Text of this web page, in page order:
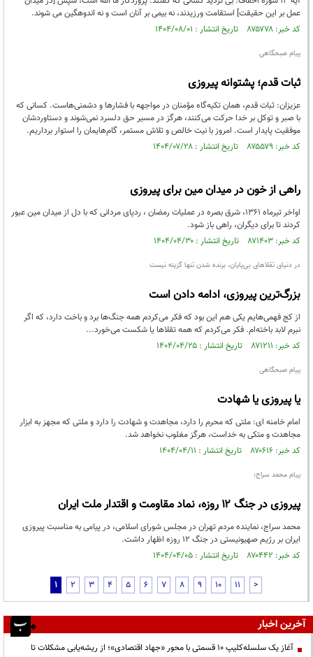
عمل بر این حقیقت] استقامت ورزیدند، نه بیمی بر آنان است و نه اندوهگین می شوند.
کد خبر: ۸۷۵۷۷۸ تاریخ انتشار : ۱۴۰۴/۰۸/۰۱
پیام صبحگاهی
ثبات قدم؛ پشتوانه پیروزی
عزیزان: ثبات قدم، همان تکیه‌گاه مؤمنان در مواجهه با فشارها و دشمنی‌هاست. کسانی که
با صبر و توکل بر خدا حرکت می‌کنند، هرگز در مسیر حق دلسرد نمی‌شوند و دستاوردشان
موفقیت پایدار است. امروز با نیت خالص و تلاش مستمر، گام‌هایمان را استوار برداریم.
کد خبر: ۸۷۵۵۷۹ تاریخ انتشار : ۱۴۰۴/۰۷/۲۸
راهی از خون در میدان مین برای پیروزی
اواخر تیرماه ۱۳۶۱، شرق بصره در عملیات رمضان ، ردپای مردانی که با دل از میدان مین عبور
کردند تا برای دیگران، راهی باز شود.
کد خبر: ۸۷۱۴۰۳ تاریخ انتشار : ۱۴۰۴/۰۴/۳۰
در دنیای تقلاهای بی‌پایان، برنده‌ شدن تنها گزینه نیست
بزرگ‌ترین پیروزی، ادامه‌ دادن است
از کج فهمی‌هایم یکی هم این بود که فکر می‌کردم همه جنگ‌ها برد و باخت دارد، که اگر
نبرم لابد باخته‌ام. فکر می‌کردم که همه تقلا‌ها یا شکست می‌خورد...
کد خبر: ۸۷۱۲۱۱ تاریخ انتشار : ۱۴۰۴/۰۴/۲۵
پیام صبحگاهی
یا پیروزی یا شهادت
امام خامنه ای: ملتی که محرم را دارد، مجاهدت و شهادت را دارد و ملتی که مجهز به ابزار
مجاهدت و متکی به خداست، هرگز مغلوب نخواهد شد.
کد خبر: ۸۷۰۶۱۶ تاریخ انتشار : ۱۴۰۴/۰۴/۱۱
پیام محمد سراج؛
پیروزی در جنگ ۱۲ روزه، نماد مقاومت و اقتدار ملت ایران
محمد سراج، نماینده مردم تهران در مجلس شورای اسلامی، در پیامی به مناسبت پیروزی
ایران بر رژیم صهیونیستی در جنگ ۱۲ روزه اظهار داشت.
کد خبر: ۸۷۰۴۴۲ تاریخ انتشار : ۱۴۰۴/۰۴/۰۵
1 2 3 4 5 6 7 8 9 10 11 >
آخرین اخبار
آغاز یک سلسله‌کلیپ ۱۰ قسمتی با محور «جهاد اقتصادی»؛ از ریشه‌یابی مشکلات تا